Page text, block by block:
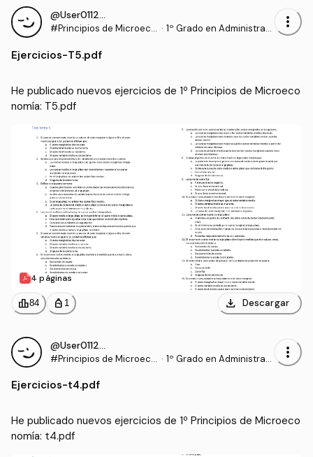
@User011294
#Principios de Microeco · 1º Grado en Administraci
more_vert
Ejercicios-T5.pdf
He publicado nuevos ejercicios de 1º Principios de Microeco
nomía: T5.pdf
4 páginas
leaderboard84 personal_bag 1 download Descargar
@User011294
#Principios de Microeco · 1º Grado en Administraci
more_vert
Ejercicios-t4.pdf
He publicado nuevos ejercicios de 1º Principios de Microeco
nomía: t4.pdf